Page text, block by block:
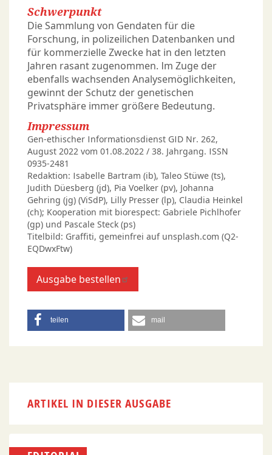
Schwerpunkt
Die Sammlung von Gendaten für die
Forschung, in polizeilichen Datenbanken und
für kommerzielle Zwecke hat in den letzten
Jahren rasant zugenommen. Im Zuge der
ebenfalls wachsenden Analysemöglichkeiten,
gewinnt der Schutz der genetischen
Privatsphäre immer größere Bedeutung.
Impressum
Gen-ethischer Informationsdienst GID Nr. 262,
August 2022 vom 01.08.2022 / 38. Jahrgang. ISSN
0935-2481
Redaktion: Isabelle Bartram (ib), Taleo Stüwe (ts),
Judith Düesberg (jd), Pia Voelker (pv), Johanna
Gehring (jg) (ViSdP), Lilly Presser (lp), Claudia Heinkel
(ch); Kooperation mit biorespect: Gabriele Pichlhofer
(gp) und Pascale Steck (ps)
Titelbild: Graffiti, gemeinfrei auf unsplash.com (Q2-
EQDwxFtw)
Ausgabe bestellen
teilen mail
ARTIKEL IN DIESER AUSGABE